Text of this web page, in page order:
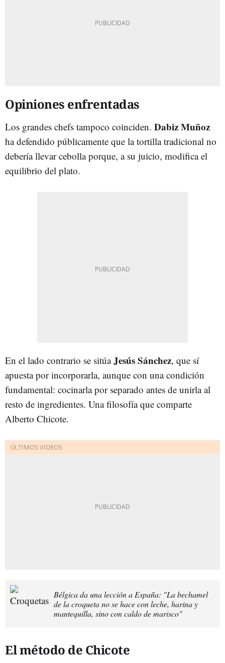
Opiniones enfrentadas
Los grandes chefs tampoco coinciden. Dabiz Muñoz
ha defendido públicamente que la tortilla tradicional no
debería llevar cebolla porque, a su juicio, modifica el
equilibrio del plato.
En el lado contrario se sitúaJesús Sánchez, que sí
apuesta por incorporarla, aunque con una condición
fundamental: cocinarla por separado antes de unirla al
resto de ingredientes. Una filosofía que comparte
Alberto Chicote.
Bélgica da una lección a España: "La bechamel
de la croqueta no se hace con leche, harina y
mantequilla, sino con caldo de marisco"
El método de Chicote